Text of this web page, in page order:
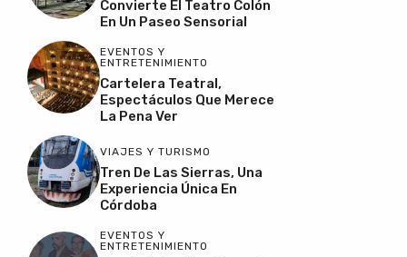
Convierte El Teatro Colón
En Un Paseo Sensorial
EVENTOS Y
ENTRETENIMIENTO
Cartelera Teatral,
Espectáculos Que Merece
La Pena Ver
VIAJES Y TURISMO
Tren De Las Sierras, Una
Experiencia Única En
Córdoba
EVENTOS Y
ENTRETENIMIENTO